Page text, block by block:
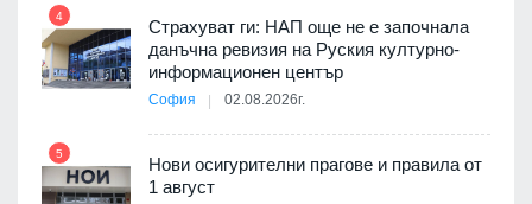
4
Страхуват ги: НАП още не е започнала
данъчна ревизия на Руския културно-
информационен център
София 02.08.2026г.
5
Нови осигурителни прагове и правила от
1 август